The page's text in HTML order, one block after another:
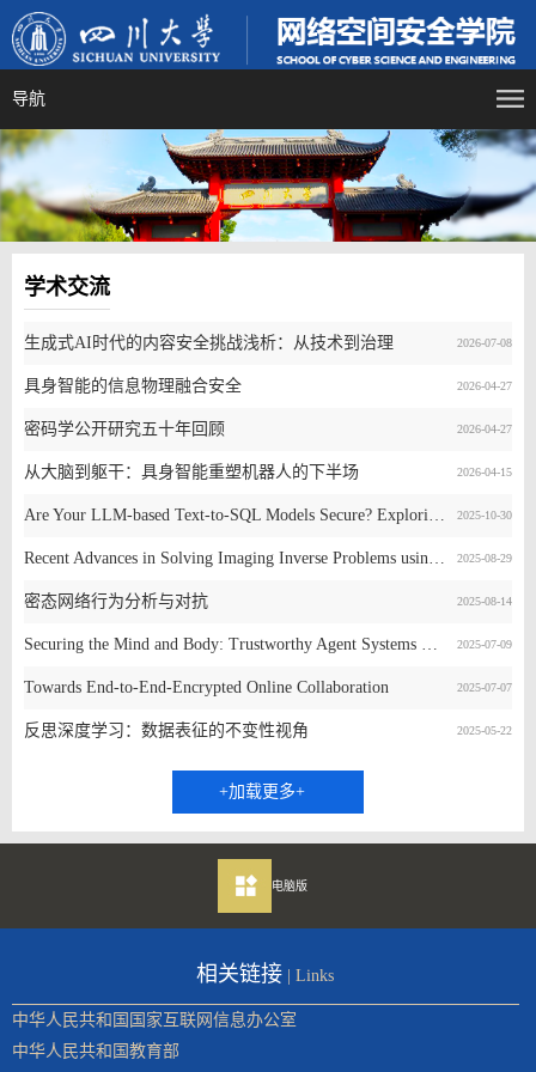
导航
学术交流
2026-07-08
生成式AI时代的内容安全挑战浅析：从技术到治理
2026-04-27
具身智能的信息物理融合安全
2026-04-27
密码学公开研究五十年回顾
2026-04-15
从大脑到躯干：具身智能重塑机器人的下半场
2025-10-30
2025-08-29
2025-08-14
密态网络行为分析与对抗
2025-07-09
2025-07-07
Towards End-to-End-Encrypted Online Collaboration
2025-05-22
反思深度学习：数据表征的不变性视角
+加载更多+
电脑版
相关链接 | Links
中华人民共和国国家互联网信息办公室
中华人民共和国教育部